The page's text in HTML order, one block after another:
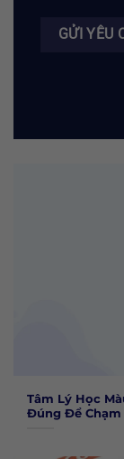
Tâm Lý Học
Đúng Để Chạm